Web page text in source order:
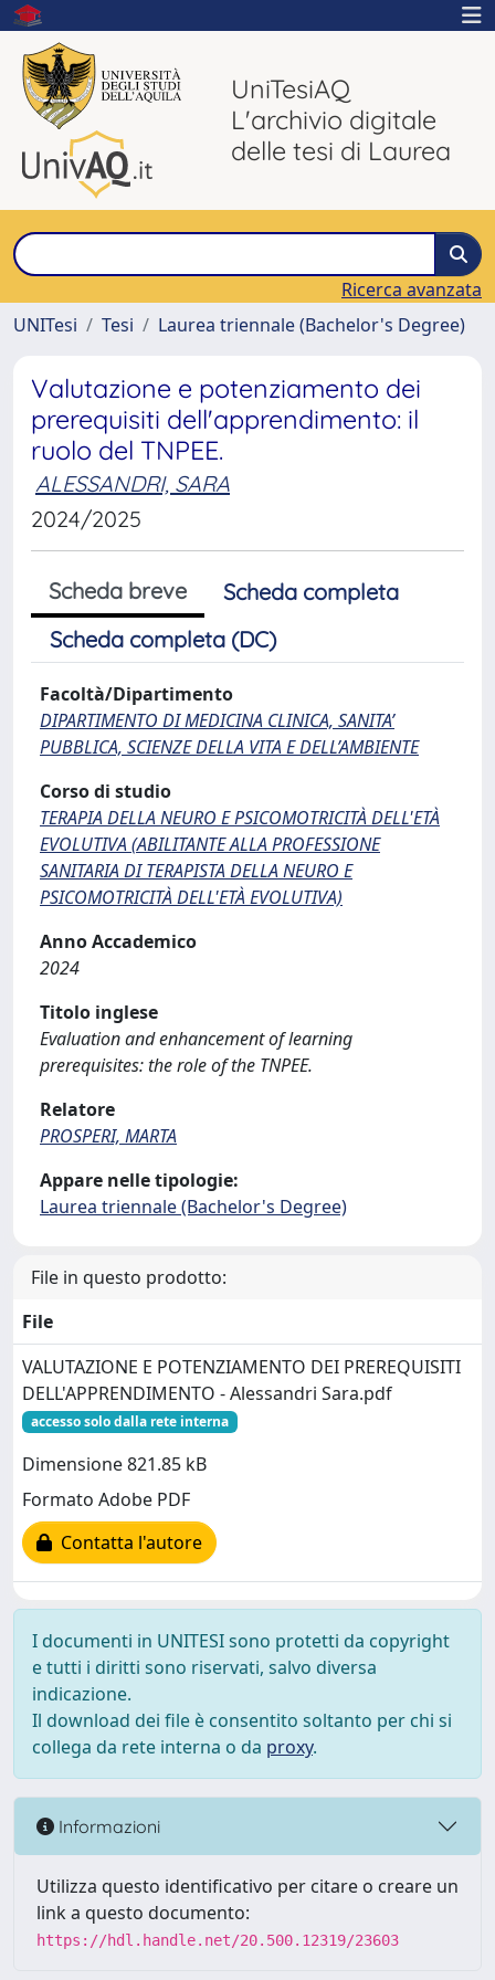
UniTesiAQ
L'archivio digitale
delle tesi di Laurea
Ricerca avanzata
UNITesi
Tesi Laurea triennale (Bachelor's Degree)
Valutazione e potenziamento dei
prerequisiti dell'apprendimento: il
ruolo del TNPEE.
ALESSANDRI, SARA
2024/2025
Scheda breve
Scheda completa
Scheda completa (DC)
Facoltà/Dipartimento
DIPARTIMENTO DI MEDICINA CLINICA, SANITA’
PUBBLICA, SCIENZE DELLA VITA E DELL’AMBIENTE
Corso di studio
TERAPIA DELLA NEURO E PSICOMOTRICITÀ DELL'ETÀ
EVOLUTIVA (ABILITANTE ALLA PROFESSIONE
SANITARIA DI TERAPISTA DELLA NEURO E
PSICOMOTRICITÀ DELL'ETÀ EVOLUTIVA)
Anno Accademico
2024
Titolo inglese
Evaluation and enhancement of learning
prerequisites: the role of the TNPEE.
Relatore
PROSPERI, MARTA
Appare nelle tipologie:
Laurea triennale (Bachelor's Degree)
File in questo prodotto:
File
VALUTAZIONE E POTENZIAMENTO DEI PREREQUISITI
DELL'APPRENDIMENTO - Alessandri Sara.pdf
accesso solo dalla rete interna
Dimensione 821.85 kB
Formato Adobe PDF
Contatta l'autore
I documenti in UNITESI sono protetti da copyright
e tutti i diritti sono riservati, salvo diversa
indicazione.
Il download dei file è consentito soltanto per chi si
collega da rete interna o da proxy.
Informazioni
Utilizza questo identificativo per citare o creare un
link a questo documento:
https://hdl.handle.net/20.500.12319/23603